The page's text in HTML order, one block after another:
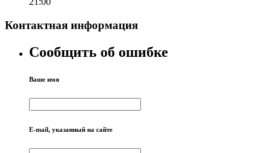
Контактная информация
Сообщить об ошибке
Ваше имя
E-mail, указанный на сайте